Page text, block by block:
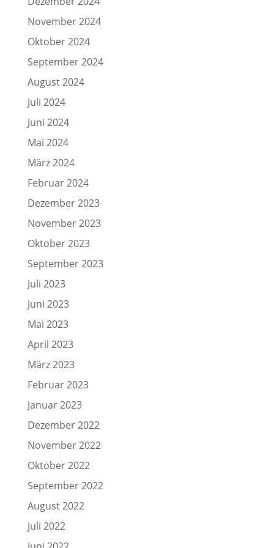
November 2024
Oktober 2024
September 2024
August 2024
Juli 2024
Juni 2024
Mai 2024
März 2024
Februar 2024
Dezember 2023
November 2023
Oktober 2023
September 2023
Juli 2023
Juni 2023
Mai 2023
April 2023
März 2023
Februar 2023
Januar 2023
Dezember 2022
November 2022
Oktober 2022
September 2022
August 2022
Juli 2022